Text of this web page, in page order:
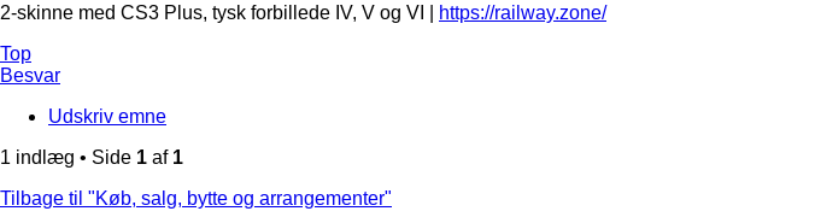
2-skinne med CS3 Plus, tysk forbillede IV, V og VI |
https://railway.zone/
Top
Besvar
Udskriv emne
1 indlæg • Side 1 af 1
Tilbage til "Køb, salg, bytte og arrangementer"